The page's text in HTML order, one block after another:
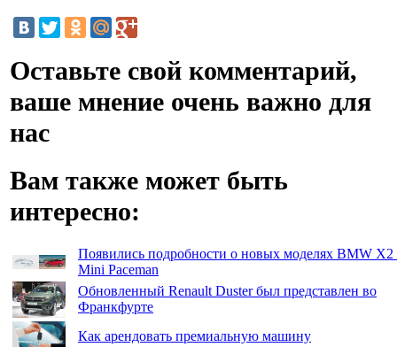
Оставьте свой комментарий,
ваше мнение очень важно для
нас
Вам также может быть
интересно:
Появились подробности о новых моделях BMW X2
Mini Paceman
Обновленный Renault Duster был представлен во
Франкфурте
Как арендовать премиальную машину